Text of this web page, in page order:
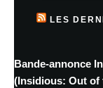
LES
Bande-annonce
(Insidious: Out of